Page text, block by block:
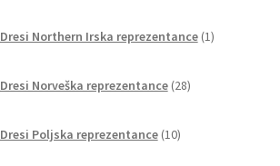
Dresi Northern Irska reprezentance 1izdelek
Dresi Norveška reprezentance 28izdelkov
Dresi Poljska reprezentance 10izdelkov